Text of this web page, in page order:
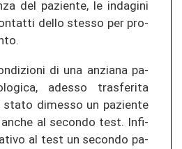
del pa­zien­te, le ind­agi­ni
dello st­es­so per pro­
di una an­zia­na pa­
ad­es­so tras­fe­ri­ta
stato dim­es­so un pa­zien­te
al se­con­do test. In­fi­
al test un se­con­do pa­